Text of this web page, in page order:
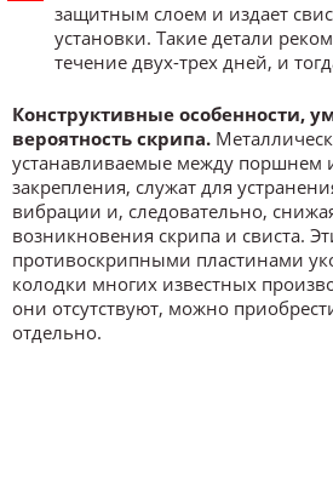
защитным слоем и издает
установки. Такие детали
течение двух-трех дней, и
Конструктивные особенности,
вероятность скрипа.
устанавливаемые между поршнем
закрепления, служат для
вибрации и, следовательно,
возникновения скрипа и свиста.
противоскрипными пластинами
колодки многих известных
они отсутствуют, можно
отдельно.